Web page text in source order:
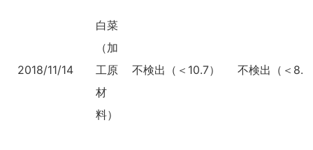
2018/11/14
白菜
（加
工原
材
料）
不検出（＜10.7） 不検出（＜8.1